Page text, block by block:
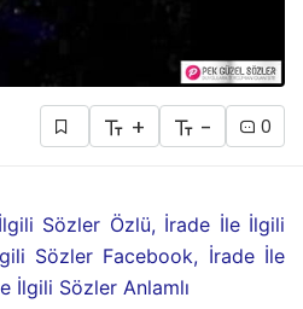
+ - 0
Sözler Özlü, İrade İle İlgili
Sözler Facebook, İrade İle
İlgili Sözler Anlamlı